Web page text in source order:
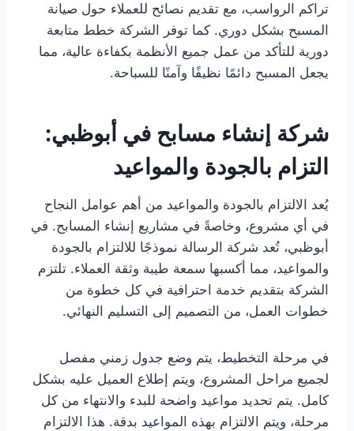
تراكم الرواسب، مع تقديم نصائح للعملاء حول صيانة
المسبح بشكل دوري. كما توفر الشركة خطط متابعة
دورية للتأكد من عمل جميع الأنظمة بكفاءة عالية، مما
يجعل المسبح دائمًا نظيفًا وآمنًا للسباحة.
شركة إنشاء مسابح في أبوظبي:
التزام بالجودة والمواعيد
يُعد الالتزام بالجودة والمواعيد من أهم عوامل النجاح
في أي مشروع، وخاصةً في مشاريع إنشاء المسابح. في
أبوظبي، تُعد شركة الرسالة نموذجًا للالتزام بالجودة
والمواعيد، مما أكسبها سمعة طيبة وثقة العملاء. تلتزم
الشركة بتقديم خدمة احترافية في كل خطوة من
خطوات العمل، من التصميم إلى التسليم النهائي.
في مرحلة التخطيط، يتم وضع جدول زمني مفصل
لجميع مراحل المشروع، ويتم إطلاع العميل عليه بشكل
كامل. يتم تحديد مواعيد واضحة للبدء والانتهاء من كل
مرحلة، ويتم الالتزام بهذه المواعيد بدقة. هذا الالتزام